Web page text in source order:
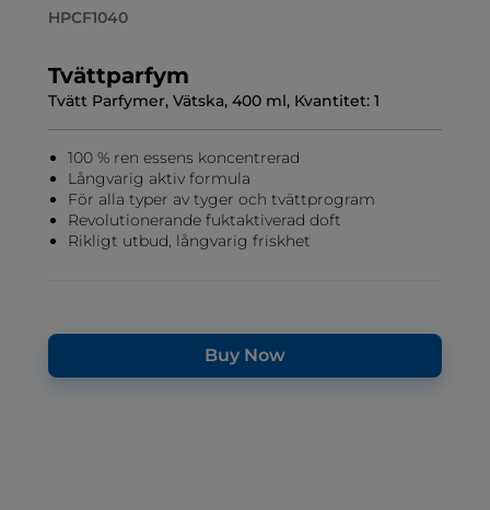
HPCF1040
Tvättparfym
Tvätt Parfymer, Vätska, 400 ml, Kvantitet: 1
100 % ren essens koncentrerad
Långvarig aktiv formula
För alla typer av tyger och tvättprogram
Revolutionerande fuktaktiverad doft
Rikligt utbud, långvarig friskhet
Buy Now